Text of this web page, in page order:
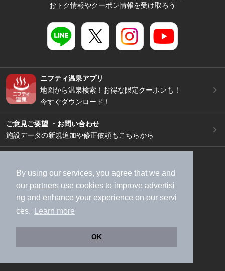
By using our services, you agree that we and
our partners use cookies to improve advertisi
ng and enhance your experience on our servi
ces.
Learn more
OK
おトク情報やクーポン情報を受け取ろう
ニフティ温泉アプリ
地図から温泉検索！お得な限定クーポンも！
今すぐダウンロード！
ご意見ご要望 ・お問い合わせ
施設データの新規追加や修正依頼もこちらから
加盟店募集（資料請求）
広告出稿のご案内
利用規約
ライフスタイルMEMBERS+規約
特定商取引法に基づく表記
ヘルプ
採用情報
運営会社